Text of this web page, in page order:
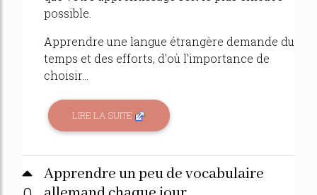
possible.
Apprendre une langue étrangère demande du
temps et des efforts, d'où l'importance de
choisir...
LIRE LA SUITE
Apprendre un peu de vocabulaire